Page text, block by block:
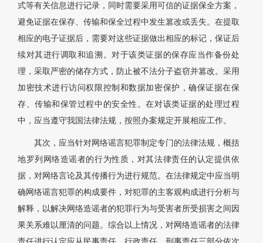
式等有关信息进行记录，同时需要采用可信的证据保全方案，
避免证据在保存、传输和保全过程中发生篡改或丢失。在提取
相应的电子证据后，需要对这些证据做出相应的标记，保证后
续对其进行调取和追溯。对于该类证据的保存应当作备份处
理，采取严密的储存方式，防止被不法分子盗窃并篡改。采用
加密技术进行访问权限控制和数据加密保护，确保证据在保
存、传输和保管过程中的安全性。在对该类证据的处理过程
中，应当遵守我国法律法规，按照办案规定开展相应工作。
其次，应当针对网络谣言犯罪制定专门的法律法规，概括
地罗列网络造谣者的行为性质，对其法律责任的认定提供依
据，对网络言论及其传播行为进行规范。在法律规定中应当明
确网络谣言犯罪的构成要件，对犯罪的主客观构成进行分析与
解释，以解决网络造谣者的犯罪行为与受害者所受损害之间因
果关系难以厘清的问题。综合以上情况，对网络造谣者的法律